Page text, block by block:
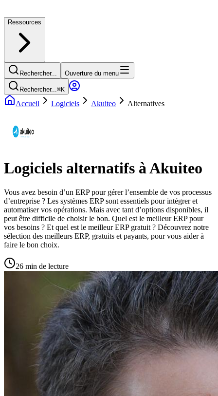
Ressources
Rechercher... Ouverture du menu
Rechercher...⌘K
Accueil Logiciels Akuiteo Alternatives
Logiciels alternatifs à Akuiteo
Vous avez besoin d’un ERP pour gérer l’ensemble de vos processus
d’entreprise ? Les systèmes ERP sont essentiels pour intégrer et
automatiser vos opérations. Mais avec tant d’options disponibles, il
peut être difficile de choisir le bon. Quel est le meilleur ERP pour
vos besoins ? Et quel est le meilleur ERP gratuit ? Découvrez notre
sélection des meilleurs ERP, gratuits et payants, pour vous aider à
faire le bon choix.
26 min de lecture